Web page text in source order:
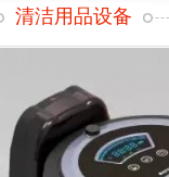
清洁用品设备